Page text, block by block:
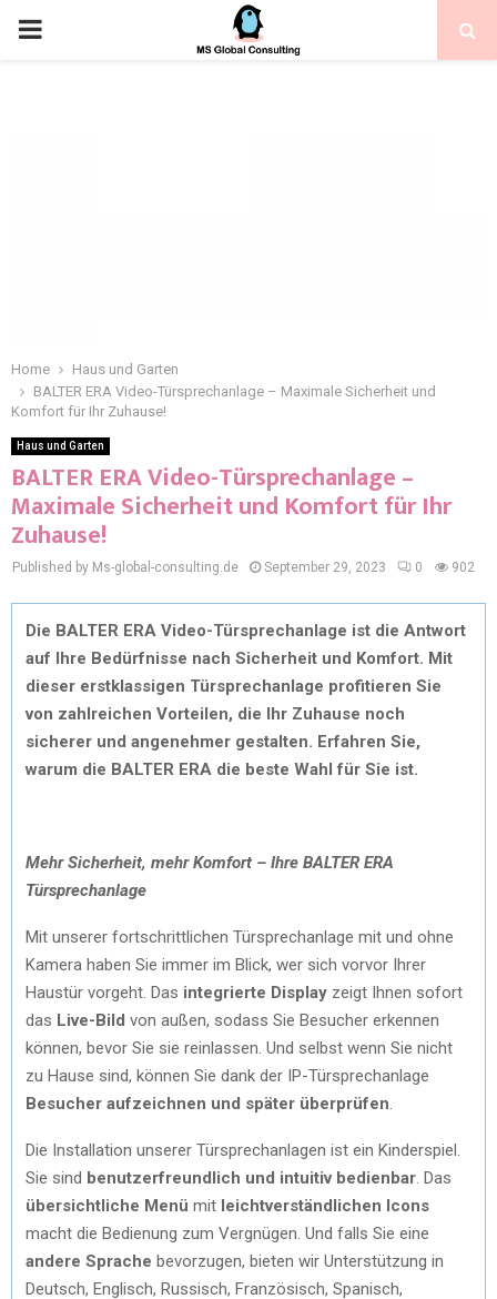
Home
Haus und Garten
BALTER ERA Video-Türsprechanlage – Maximale Sicherheit und
Komfort für Ihr Zuhause!
Haus und Garten
BALTER ERA Video-Türsprechanlage –
Maximale Sicherheit und Komfort für Ihr
Zuhause!
Published by Ms-global-consulting.de September 29, 2023 0 902
Die BALTER ERA Video-Türsprechanlage ist die Antwort
auf Ihre Bedürfnisse nach Sicherheit und Komfort. Mit
dieser erstklassigen Türsprechanlage profitieren Sie
von zahlreichen Vorteilen, die Ihr Zuhause noch
sicherer und angenehmer gestalten. Erfahren Sie,
warum die BALTER ERA die beste Wahl für Sie ist.
Mehr Sicherheit, mehr Komfort – Ihre BALTER ERA
Türsprechanlage
Mit unserer fortschrittlichen Türsprechanlage mit und ohne
Kamera haben Sie immer im Blick, wer sich vorvor Ihrer
Haustür vorgeht. Das integrierte Display zeigt Ihnen sofort
das Live-Bild von außen, sodass Sie Besucher erkennen
können, bevor Sie sie reinlassen. Und selbst wenn Sie nicht
zu Hause sind, können Sie dank der IP-Türsprechanlage
Besucher aufzeichnen und später überprüfen
Die Installation unserer Türsprechanlagen ist ein Kinderspiel.
Sie sind benutzerfreundlich und intuitiv bedienbar . Das
übersichtliche Menü mit leichtverständlichen Icons
macht die Bedienung zum Vergnügen. Und falls Sie eine
andere Sprache bevorzugen, bieten wir Unterstützung in
Deutsch, Englisch, Russisch, Französisch, Spanisch,